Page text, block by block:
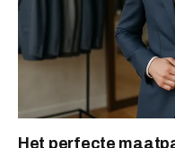
Het perfecte